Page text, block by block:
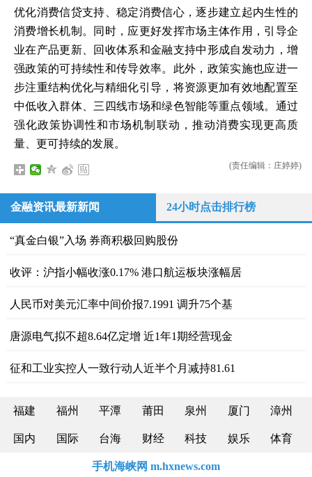
优化消费信贷支持、稳定消费信心，逐步建立起内生性的
消费增长机制。同时，应更好发挥市场主体作用，引导企
业在产品更新、回收体系和金融支持中形成自发动力，增
强政策的可持续性和传导效率。此外，政策实施也应进一
步注重结构优化与精细化引导，将资源更加有效地配置至
中低收入群体、三四线市场和绿色智能等重点领域。通过
强化政策协调性和市场机制联动，推动消费实现更高质
量、更可持续的发展。
(责任编辑：庄婷婷)
金融资讯最新新闻 24小时点击排行榜
“真金白银”入场 券商积极回购股份
收评：沪指小幅收涨0.17% 港口航运板块涨幅居
人民币对美元汇率中间价报7.1991 调升75个基
唐源电气拟不超8.64亿定增 近1年1期经营现金
征和工业实控人一致行动人近半个月减持81.61
福建 福州 平潭 莆田 泉州 厦门 漳州
国内 国际 台海 财经 科技 娱乐 体育
手机海峡网 m.hxnews.com